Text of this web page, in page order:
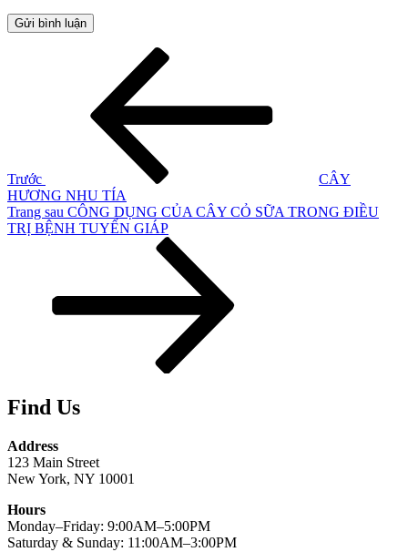
Trước
CÂY
HƯƠNG NHU TÍA
Bài
tiếp
Trang sau CÔNG DỤNG CỦA CÂY CỎ SỮA TRONG ĐIỀU
TRỊ BỆNH TUYẾN GIÁP
Find Us
Address
123 Main Street
New York, NY 10001
Hours
Monday–Friday: 9:00AM–5:00PM
Saturday & Sunday: 11:00AM–3:00PM